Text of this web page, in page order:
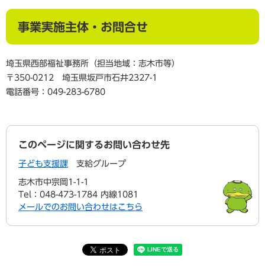
事業実施主体・お問合せ
埼玉県西部福祉事務所（担当地域：志木市等）
〒350-0212 埼玉県坂戸市石井2327-1
電話番号：049-283-6780
このページに関するお問い合わせ先
子ども支援課 支給グループ
志木市中宗岡1-1-1
Tel：048-473-1784 内線1081
メールでのお問い合わせはこちら